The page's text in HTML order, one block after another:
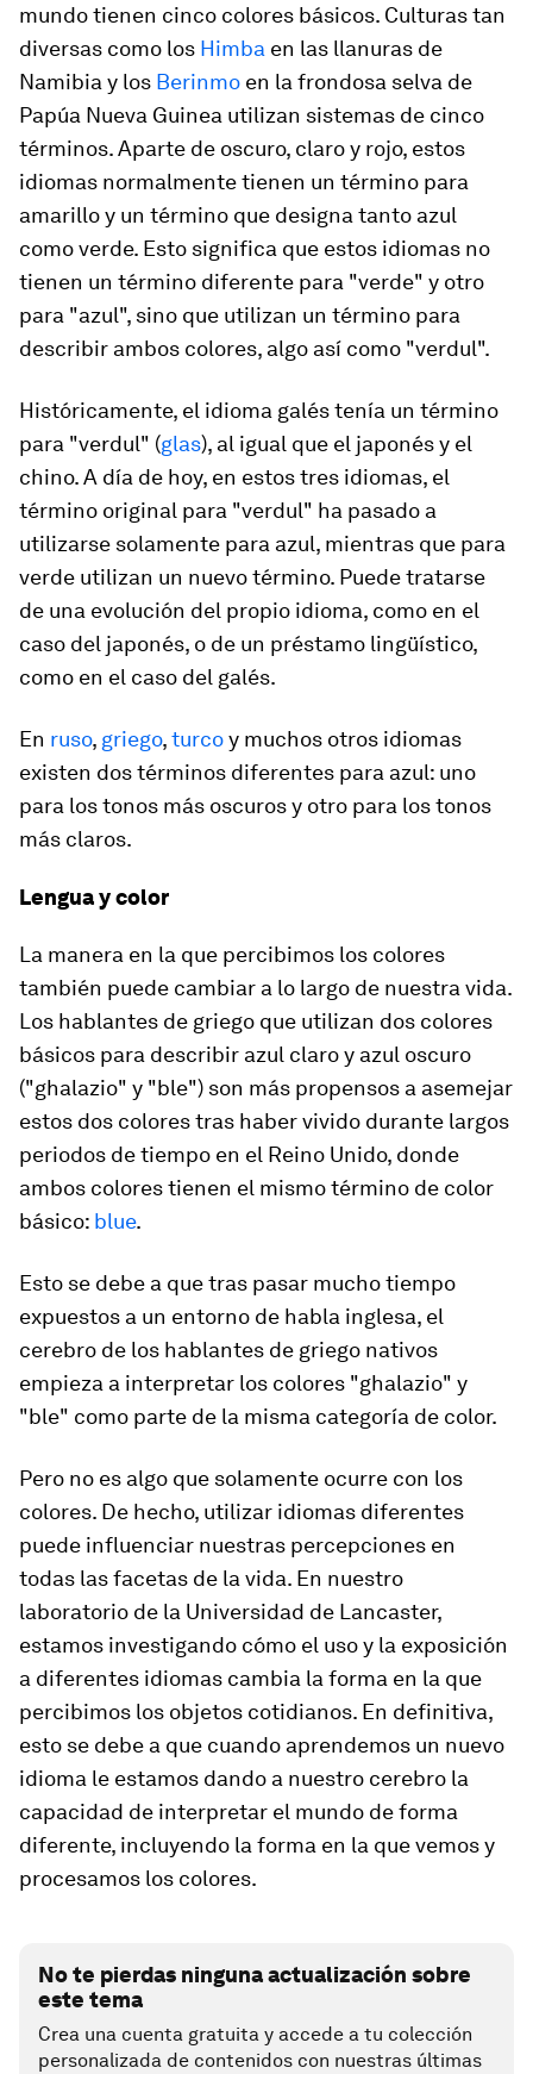
mundo tienen cinco colores básicos. Culturas tan
diversas como los Himba en las llanuras de
Namibia y los Berinmo en la frondosa selva de
Papúa Nueva Guinea utilizan sistemas de cinco
términos. Aparte de oscuro, claro y rojo, estos
idiomas normalmente tienen un término para
amarillo y un término que designa tanto azul
como verde. Esto significa que estos idiomas no
tienen un término diferente para "verde" y otro
para "azul", sino que utilizan un término para
describir ambos colores, algo así como "verdul".
Históricamente, el idioma galés tenía un término
para "verdul" (glas), al igual que el japonés y el
chino. A día de hoy, en estos tres idiomas, el
término original para "verdul" ha pasado a
utilizarse solamente para azul, mientras que para
verde utilizan un nuevo término. Puede tratarse
de una evolución del propio idioma, como en el
caso del japonés, o de un préstamo lingüístico,
como en el caso del galés.
En ruso, griego,turcoy muchos otros idiomas
existen dos términos diferentes para azul: uno
para los tonos más oscuros y otro para los tonos
más claros.
Lengua y color
La manera en la que percibimos los colores
también puede cambiar a lo largo de nuestra vida.
Los hablantes de griego que utilizan dos colores
básicos para describir azul claro y azul oscuro
("ghalazio" y "ble") son más propensos a asemejar
estos dos colores tras haber vivido durante largos
periodos de tiempo en el Reino Unido, donde
ambos colores tienen el mismo término de color
básico: blue.
Esto se debe a que tras pasar mucho tiempo
expuestos a un entorno de habla inglesa, el
cerebro de los hablantes de griego nativos
empieza a interpretar los colores "ghalazio" y
"ble" como parte de la misma categoría de color.
Pero no es algo que solamente ocurre con los
colores. De hecho, utilizar idiomas diferentes
puede influenciar nuestras percepciones en
todas las facetas de la vida. En nuestro
laboratorio de la Universidad de Lancaster,
estamos investigando cómo el uso y la exposición
a diferentes idiomas cambia la forma en la que
percibimos los objetos cotidianos. En definitiva,
esto se debe a que cuando aprendemos un nuevo
idioma le estamos dando a nuestro cerebro la
capacidad de interpretar el mundo de forma
diferente, incluyendo la forma en la que vemos y
procesamos los colores.
No te pierdas ninguna actualización sobre
este tema
Crea una cuenta gratuita y accede a tu colección
personalizada de contenidos con nuestras últimas